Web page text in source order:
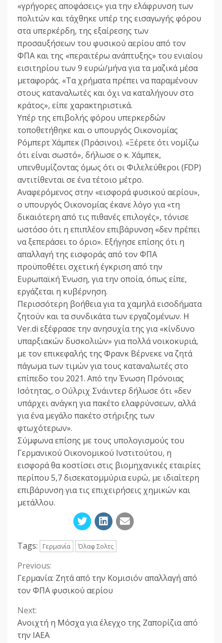
«γρήγορες αποφάσεις» για την ελάφρυνση των
πολιτών και τάχθηκε υπέρ της εισαγωγής φόρου
στα υπερκέρδη, της εξαίρεσης των
προσαυξήσεων του φυσικού αερίου από τον
ΦΠΑ και της «περαιτέρω ανάπτυξης» του ενιαίου
εισιτηρίου των 9 ευρώ/μήνα για τα μαζικά μέσα
μεταφοράς. «Τα χρήματα πρέπει να παραμένουν
στους καταναλωτές και όχι να καταλήγουν στο
κράτος», είπε χαρακτηριστικά.
Υπέρ της επιβολής φόρου υπερκερδών
τοποθετήθηκε και ο υπουργός Οικονομίας
Ρόμπερτ Χάμπεκ (Πράσινοι). «Ξέρετε ότι νομίζω
ότι είναι σωστό», δήλωσε ο κ. Χάμπεκ,
υπενθυμίζοντας όμως ότι οι Φιλελεύθεροι (FDP)
αντιτίθενται σε ένα τέτοιο μέτρο.
Αναφερόμενος στην «εισφορά φυσικού αερίου»,
ο υπουργός Οικονομίας έκανε λόγο για «τη
δικαιότερη από τις πιθανές επιλογές», τόνισε
ωστόσο ότι η επιπλέον επιβάρυνση «δεν πρέπει
να ξεπεράσει το όριο». Εξήγησε επίσης ότι η
απαλλαγή της εισφοράς από τον ΦΠΑ
προϋποθέτει σχετική έγκριση από την
Ευρωπαϊκή Ένωση, για την οποία, όπως είπε,
εργάζεται η κυβέρνηση.
Περισσότερη βοήθεια για τα χαμηλά εισοδήματα
ζητούν και τα συνδικάτα των εργαζομένων. Η
Ver.di εξέφρασε την ανησυχία της για «κίνδυνο
υπαρξιακών δυσκολιών» για πολλά νοικοκυριά,
με τον επικεφαλής της Φρανκ Βέρνεκε να ζητά
πάγωμα των τιμών για τους καταναλωτές στο
επίπεδο του 2021. Από την Ένωση Πρόνοιας
Ισότητας, ο Ούλριχ Σνάιντερ δήλωσε ότι «δεν
υπάρχει ανάγκη για πακέτο ελαφρύνσεων, αλλά
για ένα μεγάλο πακέτο στήριξης των
φτωχότερων».
Σύμφωνα επίσης με τους υπολογισμούς του
Γερμανικού Οικονομικού Ινστιτούτου, η
εισφορά θα κοστίσει στις βιομηχανικές εταιρίες
περίπου 5,7 δισεκατομμύρια ευρώ, με ιδιαίτερη
επιβάρυνση για τις επιχειρήσεις χημικών και
μετάλλου.
Tags: Γερμανία Όλαφ Σολτς
Continue
Reading
Previous:
Γερμανία: Ζητά από την Κομισιόν απαλλαγή από
τον ΦΠΑ φυσικού αερίου
Next:
Ανοιχτή η Μόσχα για έλεγχο της Ζαπορίζια από
την ΙΑΕΑ